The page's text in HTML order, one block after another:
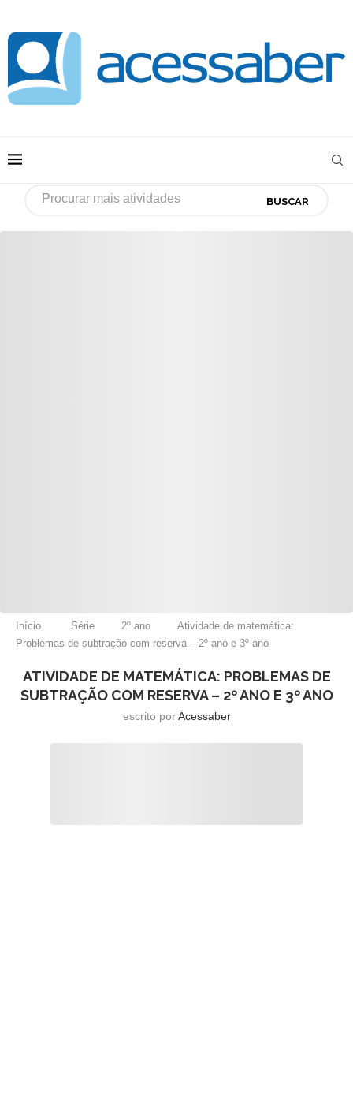
BUSCAR
Início Série 2º ano
Atividade de matemática:
Problemas de subtração com reserva – 2º ano e 3º ano
ATIVIDADE DE MATEMÁTICA: PROBLEMAS DE
SUBTRAÇÃO COM RESERVA – 2º ANO E 3º ANO
escrito porAcessaber